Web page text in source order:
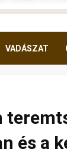
VADÁSZAT
és a